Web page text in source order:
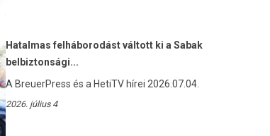
Hatalmas felháborodást váltott ki a Sabak
belbiztonsági...
A BreuerPress és a HetiTV hírei 2026.07.04.
2026. július 4